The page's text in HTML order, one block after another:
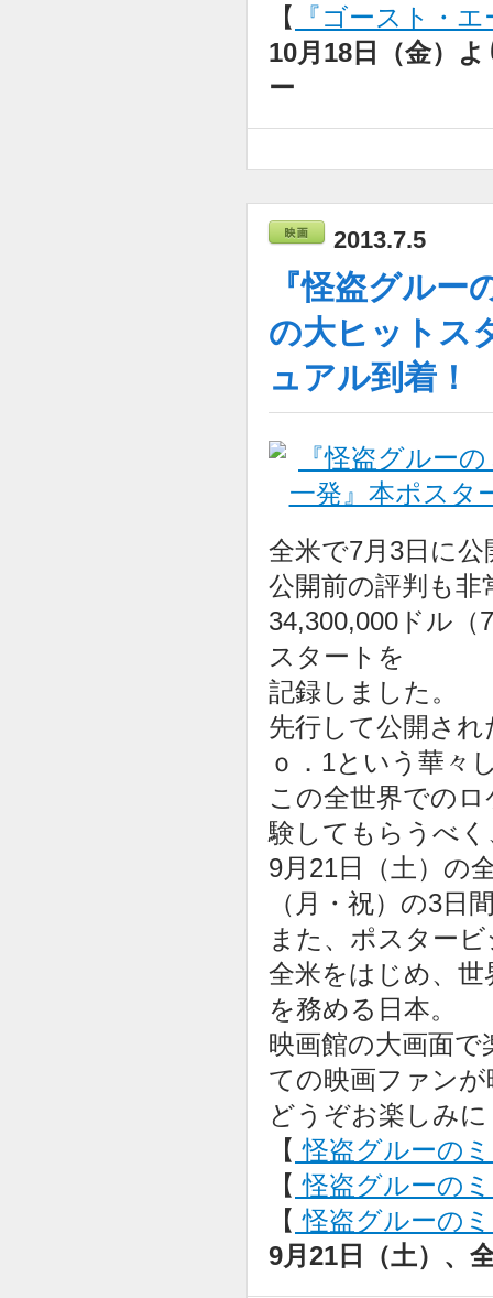
【
『ゴースト・
10月18日（金）
ー
2013.7.5
『怪盗グル
の大ヒットス
ュアル到着！
全米で7月3日に
公開前の評判も非
34,300,000ドル
スタートを
記録しました。
先行して公開さ
ｏ．1という華々
この全世界での
験してもらうべ
9月21日（土）の
（月・祝）の3日
また、ポスター
全米をはじめ、
を務める日本。
映画館の大画面
ての映画ファン
どうぞお楽しみに
【 怪盗グルーの
【 怪盗グルーの
【 怪盗グルーの
9月21日（土）、